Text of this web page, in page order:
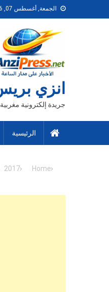
to
الجمعة, أغسطس 07, 2026
انزي
جريدة إلكترونية مغربية
الرئيسية
Home
2017